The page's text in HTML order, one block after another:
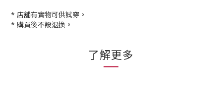
* 店舖有實物可供試穿。
* 購買後不設退換。
了解更多